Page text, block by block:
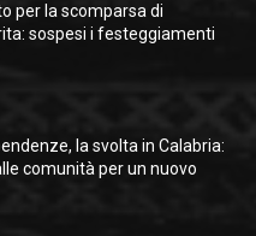
per la scomparsa di
sospesi i festeggiamenti
la svolta in Calabria:
comunità per un nuovo